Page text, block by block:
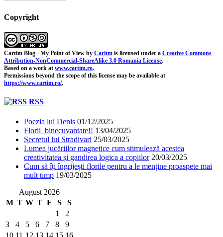
Copyright
Cartim Blog - My Point of View by Caritm is licensed under a Creative Commons
Attribution-NonCommercial-ShareAlike 3.0 Romania License.
Based on a work at www.cartim.ro.
Permissions beyond the scope of this license may be available at
https://www.cartim.ro/.
RSS
Poezia lui Denis 01/12/2025
Florii binecuvantate!! 13/04/2025
Secretul lui Stradivari 25/03/2025
Lumea jucăriilor magnetice cum stimulează acestea
creativitatea și gandirea logica a copiilor 20/03/2025
Cum să îți îngrijești florile pentru a le menține proaspete mai
mult timp 19/03/2025
August 2026
M T W T F S
S
1
2
3
4 5 6 7 8
9
10 11 12 13 14 15 16